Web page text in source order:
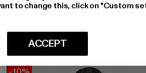
Soft touch
to change this, click on "Custom
ACCEPT